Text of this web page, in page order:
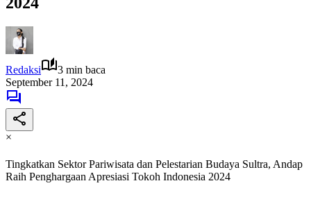
Redaksi
3 min baca
September 11, 2024
×
Tingkatkan Sektor Pariwisata dan Pelestarian Budaya Sultra, Andap
Raih Penghargaan Apresiasi Tokoh Indonesia 2024